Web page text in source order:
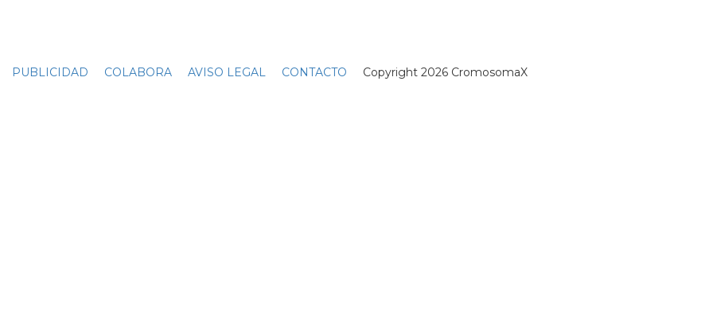
PUBLICIDAD COLABORA AVISO LEGAL CONTACTO Copyright 2026 CromosomaX